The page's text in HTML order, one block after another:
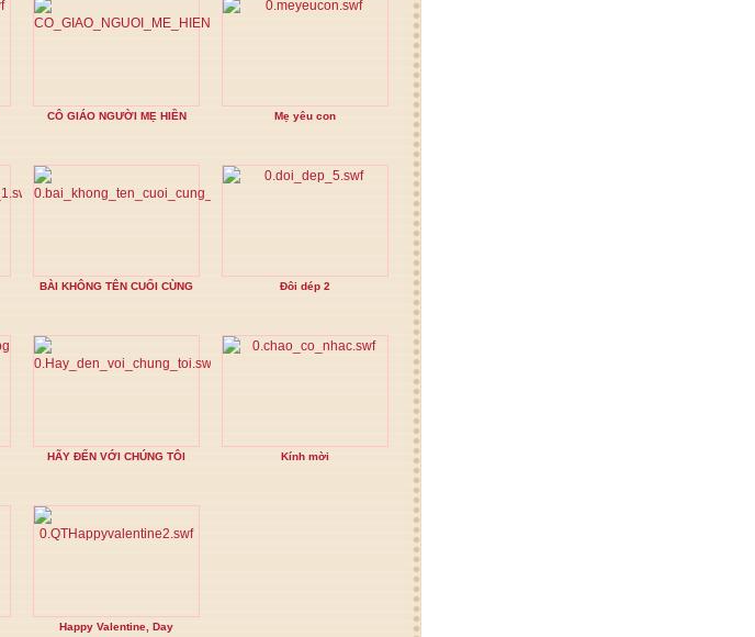
CÔ GIÁO NGƯỜI MẸ HIỀN Mẹ yêu con
BÀI KHÔNG TÊN CUỐI CÙNG Đôi dép 2
HÃY ĐẾN VỚI CHÚNG TÔI Kính mời
Happy Valentine, Day